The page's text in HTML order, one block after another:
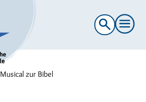
Suche
nach:
Musical zur Bibel